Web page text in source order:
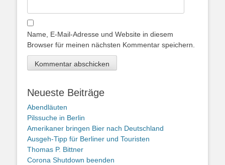
Name, E-Mail-Adresse und Website in diesem
Browser für meinen nächsten Kommentar speichern.
Neueste Beiträge
Abendläuten
Pilssuche in Berlin
Amerikaner bringen Bier nach Deutschland
Ausgeh-Tipp für Berliner und Touristen
Thomas P. Bittner
Corona Shutdown beenden